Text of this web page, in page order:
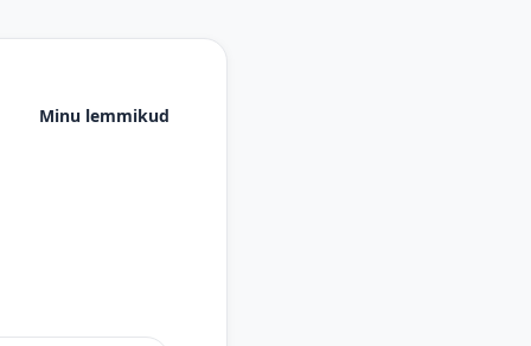
Minu lemmikud